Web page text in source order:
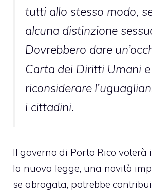
tutti allo stesso modo,
alcuna distinzione
Dovrebbero dare
Carta dei Diritti Umani e
riconsiderare
i cittadini.
Il governo di Porto Rico voterà
la nuova legge, una novità
se abrogata, potrebbe